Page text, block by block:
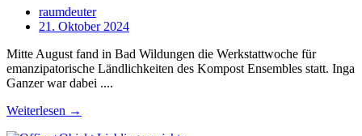
raumdeuter
21. Oktober 2024
Mitte August fand in Bad Wildungen die Werkstattwoche für
emanzipatorische Ländlichkeiten des Kompost Ensembles statt. Inga
Ganzer war dabei ....
Weiterlesen →